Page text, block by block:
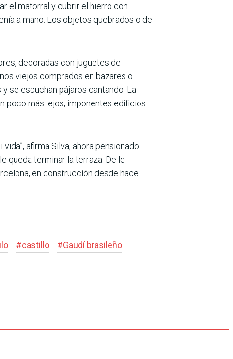
el matorral y cubrir el hierro con
a mano. Los objetos quebrados o de
decoradas con juguetes de
viejos comprados en bazares o
se escuchan pájaros cantando. La
poco más lejos, imponentes edificios
afirma Silva, ahora pensionado.
queda terminar la terraza. De lo
en construcción desde hace
#castillo #Gaudí brasileño